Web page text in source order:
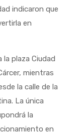
indicaron que
en
la plaza Ciudad
mientras
la calle de la
La única
la
en